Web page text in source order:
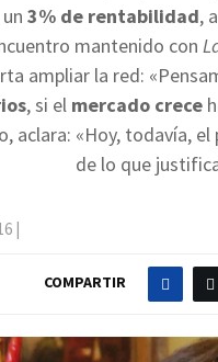
3% de rentabilidad,
mantenido con
ampliar la red:
, si el mercado crece
aclara: «Hoy, todavía,
de lo que
|
COMPARTIR